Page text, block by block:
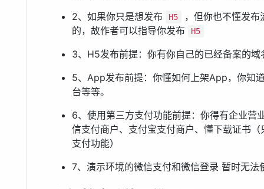
2、如果你只是想发布
H5
，但你也不懂发
的，故作者可以指导你发布
H5
3、H5发布前提：你有你自己的已经备案的
5、App发布前提：你懂如何上架App，你知
台等等。
6、使用第三方支付功能前提：你得有企业营
信支付商户、支付宝支付商户、懂下载证书
支付功能）
7、演示环境的微信支付和微信登录 暂时无